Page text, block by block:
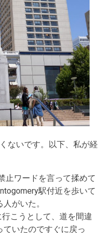
ないです。以下、私が経
止ワードを言って揉めて
駅付近を歩いて
がいた。
こうとして、道を間違
ていたのですぐに戻っ